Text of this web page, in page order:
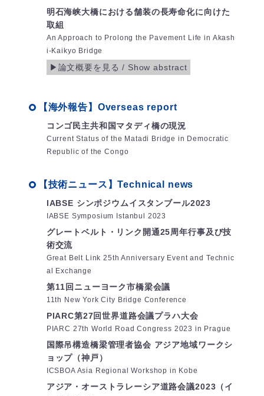
明石海峡大橋における舗装の長寿命化に向けた
取組
An Approach to Prolong the Pavement Life in Akash
i-Kaikyo Bridge
【海外報告】Overseas report
コンゴ民主共和国マタディ橋の現況
Current Status of the Matadi Bridge in Democratic
Republic of the Congo
【技術ニュース】Technical news
IABSE シンポジウムイスタンブール2023
IABSE Symposium Istanbul 2023
グレートベルト・リンク開通25周年行事及び技
術交流
Great Belt Link 25th Anniversary Event and Technic
al Exchange
第11回ニューヨーク市橋梁会議
11th New York City Bridge Conference
PIARC第27回世界道路会議プラハ大会
PIARC 27th World Road Congress 2023 in Prague
国際吊構造橋梁管理者協会 アジア地域ワークシ
ョップ（神戸）
ICSBOA Asia Regional Workshop in Kobe
アジア・オーストラレーシア道路会議2023（イ